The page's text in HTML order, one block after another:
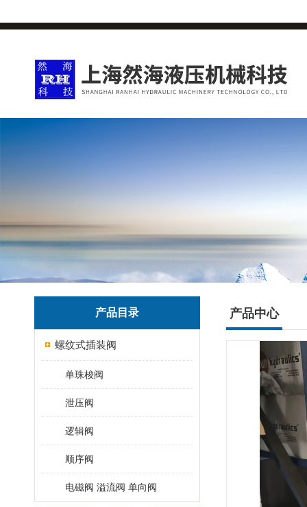
产品目录
螺纹式插装阀
单珠梭阀
泄压阀
逻辑阀
顺序阀
电磁阀 溢流阀 单向阀
产品中心